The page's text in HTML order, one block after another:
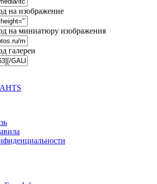
на изображение
на миниатюру изображения
галереи